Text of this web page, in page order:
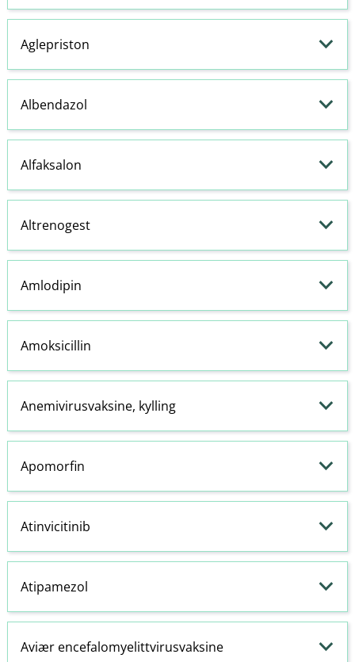
Aglepriston
Albendazol
Alfaksalon
Altrenogest
Amlodipin
Amoksicillin
Anemivirusvaksine, kylling
Apomorfin
Atinvicitinib
Atipamezol
Aviær encefalomyelittvirusvaksine